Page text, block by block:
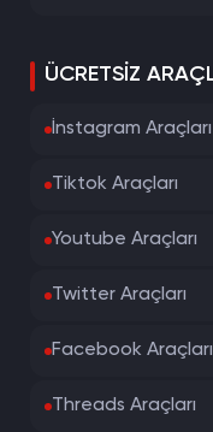
ÜCRETSIZ
İnstagram Araçları
Tiktok Araçları
Youtube Araçları
Twitter Araçları
Facebook Araçları
Threads Araçları